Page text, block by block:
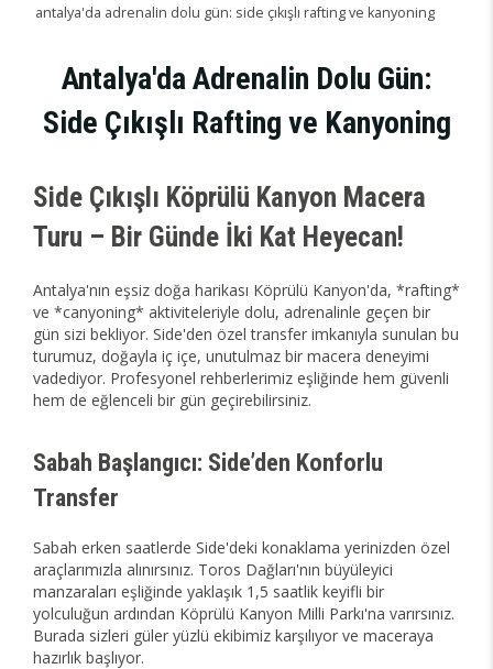
antalya'da adrenalin dolu gün: side çıkışlı rafting ve kanyoning
Antalya'da Adrenalin Dolu Gün:
Side Çıkışlı Rafting ve Kanyoning
Side Çıkışlı Köprülü Kanyon Macera
Turu – Bir Günde İki Kat Heyecan!
Antalya'nın eşsiz doğa harikası Köprülü Kanyon'da, *rafting*
ve *canyoning* aktiviteleriyle dolu, adrenalinle geçen bir
gün sizi bekliyor. Side'den özel transfer imkanıyla sunulan bu
turumuz, doğayla iç içe, unutulmaz bir macera deneyimi
vadediyor. Profesyonel rehberlerimiz eşliğinde hem güvenli
hem de eğlenceli bir gün geçirebilirsiniz.
Sabah Başlangıcı: Side’den Konforlu
Transfer
Sabah erken saatlerde Side'deki konaklama yerinizden özel
araçlarımızla alınırsınız. Toros Dağları'nın büyüleyici
manzaraları eşliğinde yaklaşık 1,5 saatlik keyifli bir
yolculuğun ardından Köprülü Kanyon Milli Parkı'na varırsınız.
Burada sizleri güler yüzlü ekibimiz karşılıyor ve maceraya
hazırlık başlıyor.